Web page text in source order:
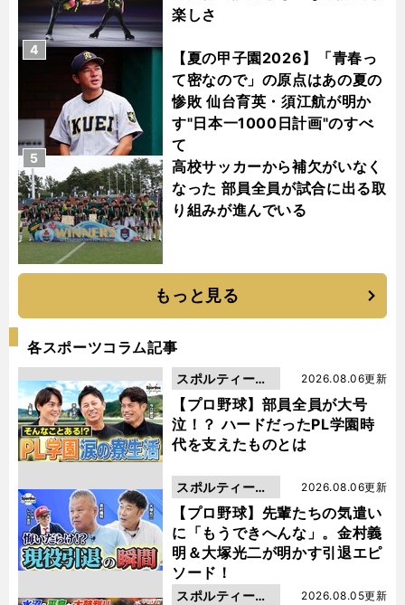
楽しさ
【夏の甲子園2026】「青春っ
て密なので」の原点はあの夏の
惨敗 仙台育英・須江航が明か
す"日本一1000日計画"のすべ
て
4
高校サッカーから補欠がいなく
なった 部員全員が試合に出る取
り組みが進んでいる
5
もっと見る
各スポーツコラム記事
【プロ野球】部員全員が大号
泣！？ ハードだったPL学園時
代を支えたものとは
2026.08.06更新
スポルティーバ
動画
【プロ野球】先輩たちの気遣い
に「もうできへんな」。金村義
明＆大塚光二が明かす引退エピ
ソード！
2026.08.06更新
スポルティーバ
動画
2026.08.05更新
スポルティーバ